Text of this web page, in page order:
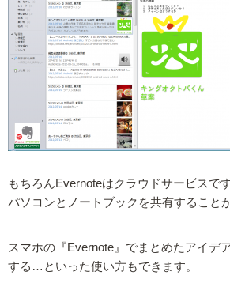
もちろんEvernoteはクラウドサービスで
パソコンとノートブックを共有すること
スマホの『Evernote』でまとめたアイデ
する…といった使い方もできます。